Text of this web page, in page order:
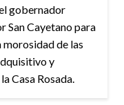
gobernador
San Cayetano para
de las
y
Casa Rosada.